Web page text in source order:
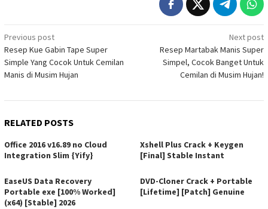
Post
navigation
Previous post
Resep Kue Gabin Tape Super
Simple Yang Cocok Untuk Cemilan
Manis di Musim Hujan
Next post
Resep Martabak Manis Super
Simpel, Cocok Banget Untuk
Cemilan di Musim Hujan!
RELATED POSTS
Office 2016 v16.89 no Cloud
Integration Slim {Yify}
Xshell Plus Crack + Keygen
[Final] Stable Instant
EaseUS Data Recovery
Portable exe [100% Worked]
(x64) [Stable] 2026
DVD-Cloner Crack + Portable
[Lifetime] [Patch] Genuine